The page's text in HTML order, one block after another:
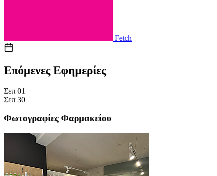
Fetch
Επόμενες Εφημερίες
Σεπ 01
Σεπ 30
Φωτογραφίες Φαρμακείου